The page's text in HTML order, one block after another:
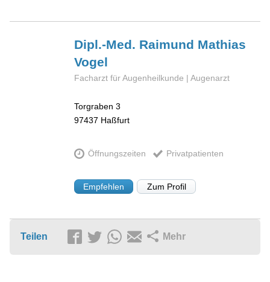
Dipl.-Med. Raimund Mathias
Vogel
Facharzt für Augenheilkunde | Augenarzt
Torgraben 3
97437 Haßfurt
Öffnungszeiten Privatpatienten
Empfehlen Zum Profil
Teilen Mehr